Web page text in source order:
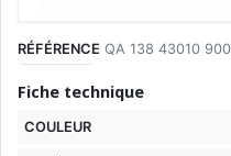
RÉFÉRENCE QA 138 43010
Fiche technique
COULEUR